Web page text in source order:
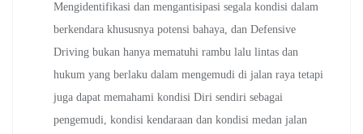
Mengidentifikasi dan mengantisipasi segala kondisi dalam
berkendara khususnya potensi bahaya, dan Defensive
Driving bukan hanya mematuhi rambu lalu lintas dan
hukum yang berlaku dalam mengemudi di jalan raya tetapi
juga dapat memahami kondisi Diri sendiri sebagai
pengemudi, kondisi kendaraan dan kondisi medan jalan